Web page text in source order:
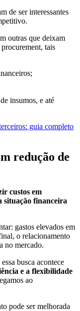
de ser interessantes
outras que deixam
tais
insumos, e até
guia completo
redução de
custos em
situação financeira
gastos elevados em
o relacionamento
no mercado.
busca acontece
e a flexibilidade
ao
pode ser melhorada